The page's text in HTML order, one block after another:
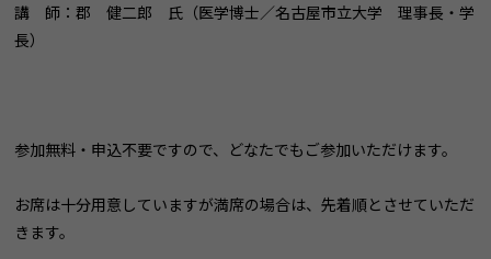
講 師：郡 健二郎 氏（医学博士／名古屋市立大学 理事長・学
長）
参加無料・申込不要ですので、どなたでもご参加いただけます。
お席は十分用意していますが満席の場合は、先着順とさせていただ
きます。